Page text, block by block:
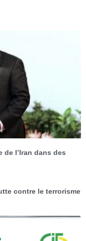
de l’Iran dans des
contre le terrorisme